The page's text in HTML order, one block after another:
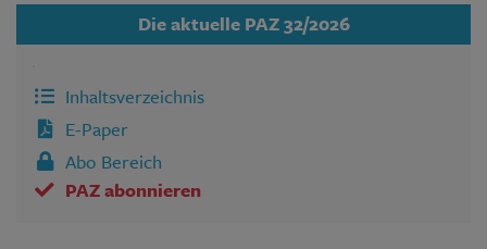
Die aktuelle PAZ 32/2026
Inhaltsverzeichnis
E-Paper
Abo Bereich
PAZ abonnieren